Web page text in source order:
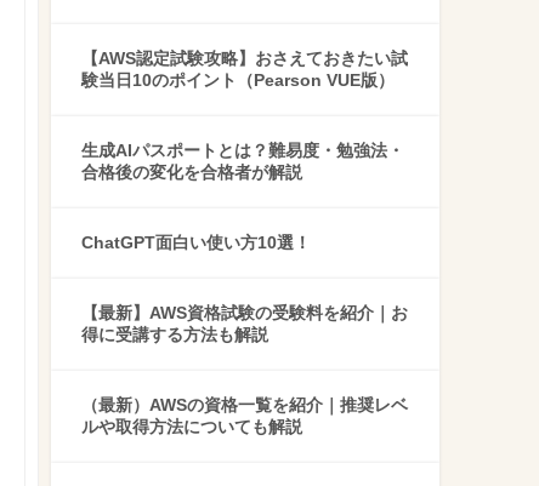
【AWS認定試験攻略】おさえておきたい試
験当日10のポイント（Pearson VUE版）
生成AIパスポートとは？難易度・勉強法・
合格後の変化を合格者が解説
ChatGPT面白い使い方10選！
【最新】AWS資格試験の受験料を紹介｜お
得に受講する方法も解説
（最新）AWSの資格一覧を紹介｜推奨レベ
ルや取得方法についても解説